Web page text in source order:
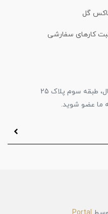
گل
کارهای سفارشی
طبقه سوم پلاک 25
ما عضو شوید.